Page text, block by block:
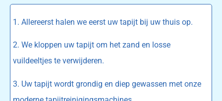
1. Allereerst halen we eerst uw tapijt bij uw thuis op.
2. We kloppen uw tapijt om het zand en losse
vuildeeltjes te verwijderen.
3. Uw tapijt wordt grondig en diep gewassen met onze